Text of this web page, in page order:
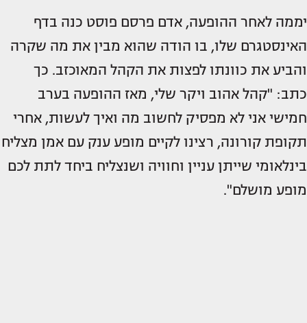
יממה לאחר ההופעה, אדם פרסם פוסט כנה בדף
האינסטגרם שלו, בו הודה שהוא מבין את מה שקרה
והביע את כוונתו לפצות את הקהל המאוכזב. כך
כתב: "קהל אהוב ויקר שלי, מאז ההופעה בערב
חמישי אני לא מפסיק לחשוב מה ואיך לעשות, אחרי
תקופת קורונה, רצינו לקיים מופע ענק עם אמן מצליח
בינלאומי שייתן עניין וחוויה ושנצליח ביחד לתת לכם
מופע מושלם".